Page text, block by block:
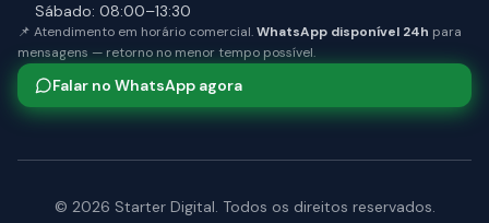
Sábado: 08:00–13:30
📌 Atendimento em horário comercial.WhatsApp disponível 24h para
mensagens — retorno no menor tempo possível.
Falar no WhatsApp agora
© 2026 Starter Digital. Todos os direitos reservados.